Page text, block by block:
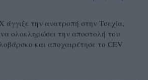
την ανατροπή στην Τσεχία,
ολοκληρώσει την αποστολή του
και αποχαιρέτησε το CEV